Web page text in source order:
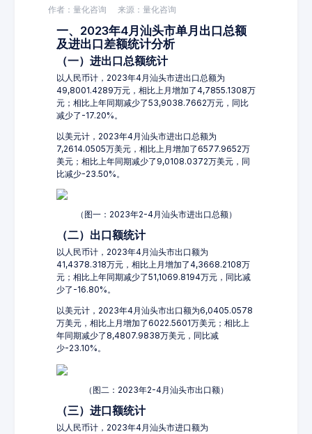
作者：量化咨询 来源：量化咨询
一、2023年4月汕头市单月出口总额
及进出口差额统计分析
（一）进出口总额统计
以人民币计，2023年4月汕头市进出口总额为
49,8001.4289万元，相比上月增加了4,7855.1308万
元；相比上年同期减少了53,9038.7662万元，同比
减少了-17.20%。
以美元计，2023年4月汕头市进出口总额为
7,2614.0505万美元，相比上月增加了6577.9652万
美元；相比上年同期减少了9,0108.0372万美元，同
比减少-23.50%。
（图一：2023年2-4月汕头市进出口总额）
（二）出口额统计
以人民币计，2023年4月汕头市出口额为
41,4378.318万元，相比上月增加了4,3668.2108万
元；相比上年同期减少了51,1069.8194万元，同比减
少了-16.80%。
以美元计，2023年4月汕头市出口额为6,0405.0578
万美元，相比上月增加了6022.5601万美元；相比上
年同期减少了8,4807.9838万美元，同比减
少-23.10%。
（图二：2023年2-4月汕头市出口额）
（三）进口额统计
以人民币计，2023年4月汕头市进口额为